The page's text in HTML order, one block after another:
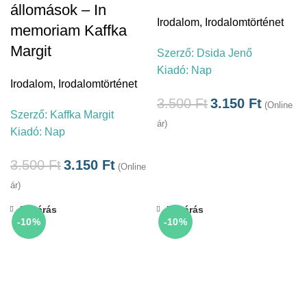
állomások – In
memoriam Kaffka
Margit
Irodalom, Irodalomtörténet
Szerző: Kaffka Margit
Kiadó: Nap
3.500Ft3.150 Ft (Online
ár)
Irodalom, Irodalomtörténet
Szerző: Dsida Jenő
Kiadó: Nap
3.500Ft3.150 Ft (Online
ár)
-10%
Bezárás
-10%
Bezárás